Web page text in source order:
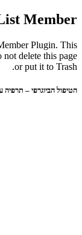
Member
Plugin. This
not delete this page
or put it to Trash.
הטיפול הביוגרפי – תרפיה